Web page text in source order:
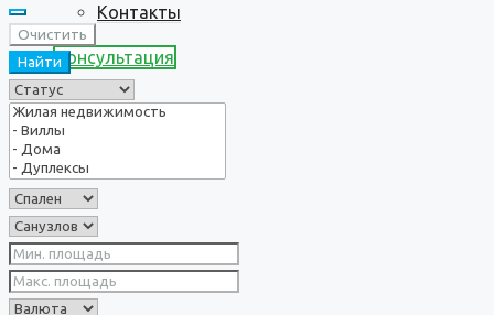
Контакты
Консультация
Очистить
Найти